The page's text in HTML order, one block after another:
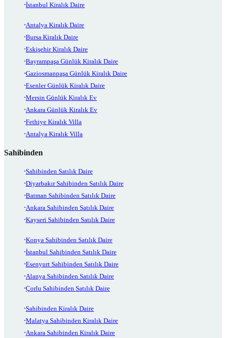
İstanbul Kiralık Daire
Antalya Kiralık Daire
Bursa Kiralık Daire
Eskişehir Kiralık Daire
Bayrampaşa Günlük Kiralık Daire
Gaziosmanpaşa Günlük Kiralık Daire
Esenler Günlük Kiralık Daire
Mersin Günlük Kiralık Ev
Ankara Günlük Kiralık Ev
Fethiye Kiralık Villa
Antalya Kiralık Villa
Sahibinden
Sahibinden Satılık Daire
Diyarbakır Sahibinden Satılık Daire
Batman Sahibinden Satılık Daire
Ankara Sahibinden Satılık Daire
Kayseri Sahibinden Satılık Daire
Konya Sahibinden Satılık Daire
İstanbul Sahibinden Satılık Daire
Esenyurt Sahibinden Satılık Daire
Alanya Sahibinden Satılık Daire
Çorlu Sahibinden Satılık Daire
Sahibinden Kiralık Daire
Malatya Sahibinden Kiralık Daire
Ankara Sahibinden Kiralık Daire